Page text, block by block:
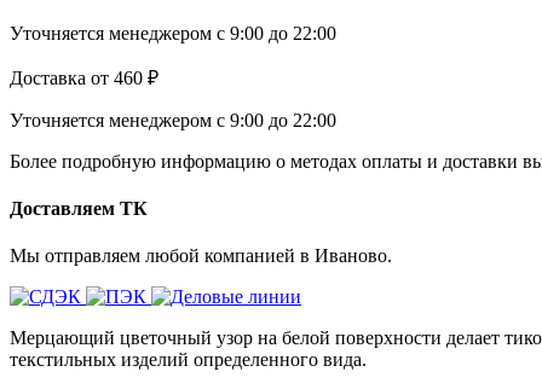
Уточняется менеджером с 9:00 до 22:00
Доставка от 460 ₽
Уточняется менеджером с 9:00 до 22:00
Более подробную информацию о методах оплаты и доставки
Доставляем ТК
Мы отправляем любой компанией в Иваново.
Мерцающий цветочный узор на белой поверхности делает
текстильных изделий определенного вида.